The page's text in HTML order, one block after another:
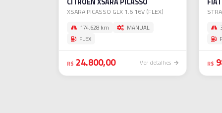
XSARA PICASSO GLX 1.6 16V (FLEX)
174.628 km
MANUAL
FLEX
R$ 24.800,00 Ver detalhes R$